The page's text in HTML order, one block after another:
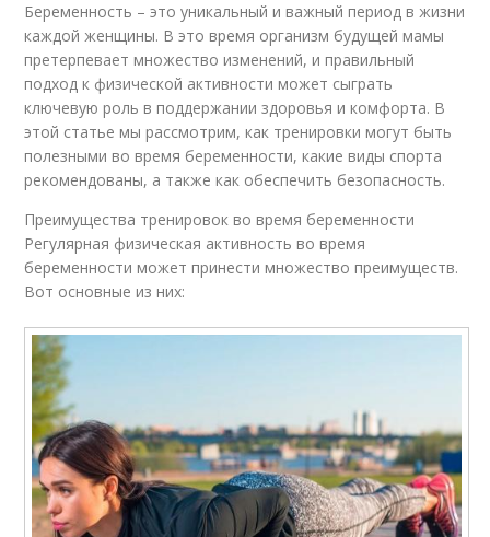
Беременность – это уникальный и важный период в жизни
каждой женщины. В это время организм будущей мамы
претерпевает множество изменений, и правильный
подход к физической активности может сыграть
ключевую роль в поддержании здоровья и комфорта. В
этой статье мы рассмотрим, как тренировки могут быть
полезными во время беременности, какие виды спорта
рекомендованы, а также как обеспечить безопасность.
Преимущества тренировок во время беременности
Регулярная физическая активность во время
беременности может принести множество преимуществ.
Вот основные из них: